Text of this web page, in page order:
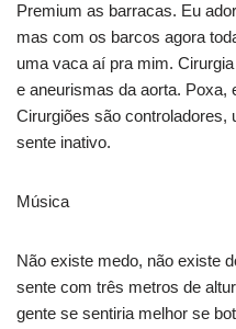
Premium as barracas. Eu
mas com os barcos agora
uma vaca aí pra mim.
e aneurismas da aorta. Poxa,
Cirurgiões são controladores,
sente inativo.
Música
Não existe medo, não existe
sente com três metros de
gente se sentiria melhor se